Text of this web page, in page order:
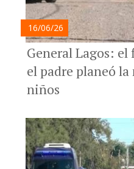
16/06/26
General Lagos:
el padre planeó
niños